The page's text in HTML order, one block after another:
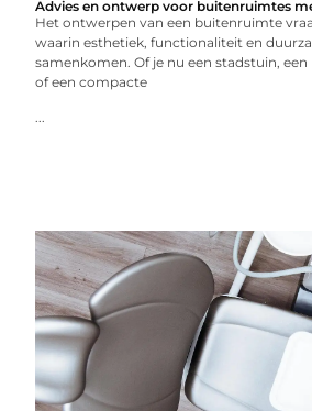
Advies en ontwerp voor buitenruimtes
Het ontwerpen van een buitenruimte
waarin esthetiek, functionaliteit en
samenkomen. Of je nu een stadstuin,
of een compacte
...